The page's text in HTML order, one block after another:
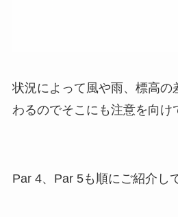
状況によって風や雨、標高の
わるのでそこにも注意を向け
Par 4、Par 5も順にご紹介し